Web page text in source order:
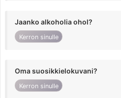
Jaanko alkoholia ohol?
Kerron sinulle
Oma suosikkielokuvani?
Kerron sinulle